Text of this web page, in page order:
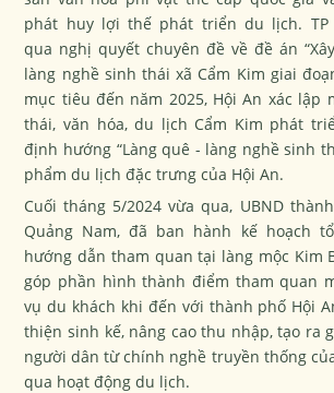
phát huy lợi thế phát triển du lịch. TP
qua nghị quyết chuyên đề về đề án
làng nghề sinh thái xã Cẩm Kim giai
mục tiêu đến năm 2025, Hội An xác lập
thái, văn hóa, du lịch Cẩm Kim phát
định hướng “Làng quê - làng nghề sinh
phẩm du lịch đặc trưng của Hội An.
Cuối tháng 5/2024 vừa qua, UBND
Quảng Nam, đã ban hành kế hoạch
hướng dẫn tham quan tại làng mộc Kim
góp phần hình thành điểm tham quan
vụ du khách khi đến với thành phố Hội
thiện sinh kế, nâng cao thu nhập, tạo ra
người dân từ chính nghề truyền thống
qua hoạt động du lịch.